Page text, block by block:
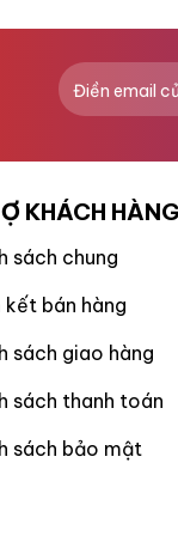
KHÁCH HÀNG
sách chung
kết bán hàng
sách giao hàng
sách thanh toán
sách bảo mật